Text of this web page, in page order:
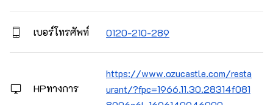
เบอร์โทรศัพท์ 0120-210-289
HPทางการ
https://www.ozucastle.com/resta
urant/?fpc=1966.11.30.28314f081